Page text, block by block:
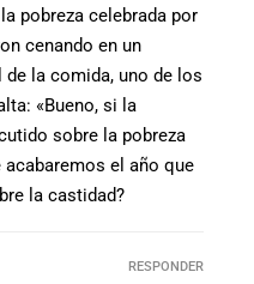
pobreza celebrada por
cenando en un
la comida, uno de los
«Bueno, si la
sobre la pobreza
acabaremos el año que
la castidad?
RESPONDER